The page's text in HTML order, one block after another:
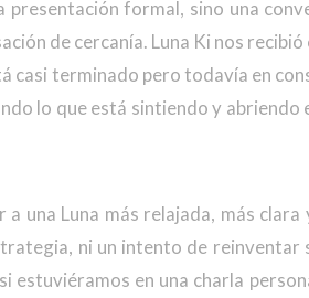
presentación formal, sino una
de cercanía. Luna Ki nos
casi terminado pero todavía en
lo que está sintiendo y abriendo
una Luna más relajada, más
ni un intento de reinventar
estuviéramos en una charla